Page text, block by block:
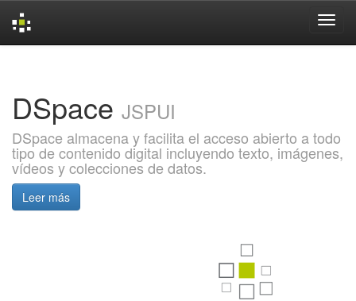
DSpace JSPUI
DSpace almacena y facilita el acceso abierto a todo
tipo de contenido digital incluyendo texto, imágenes,
vídeos y colecciones de datos.
Leer más